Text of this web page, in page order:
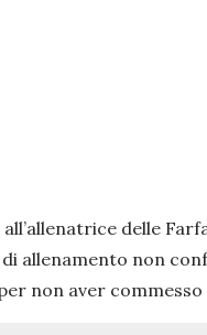
delle
allenamento non
non aver